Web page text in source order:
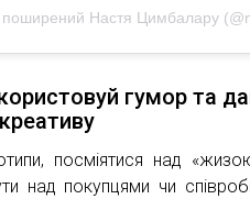
Настя Цимбалару
гумор та
посміятися над
над покупцями чи